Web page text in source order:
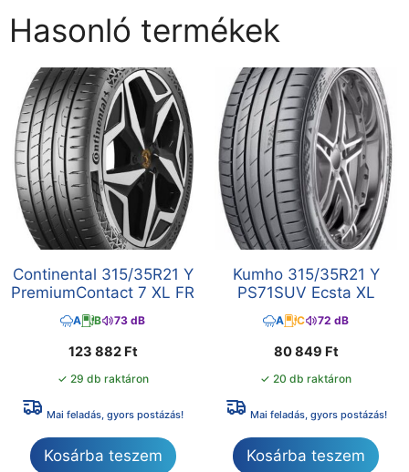
Hasonló termékek
Continental 315/35R21 Y
PremiumContact 7 XL FR
A B 73 dB
123 882 Ft
✓ 29 db raktáron
Mai feladás, gyors postázás!
Kosárba teszem
Kumho 315/35R21 Y
PS71SUV Ecsta XL
A C 72 dB
80 849 Ft
✓ 20 db raktáron
Mai feladás, gyors postázás!
Kosárba teszem